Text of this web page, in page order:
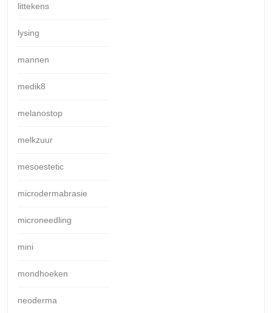
littekens
lysing
mannen
medik8
melanostop
melkzuur
mesoestetic
microdermabrasie
microneedling
mini
mondhoeken
neoderma